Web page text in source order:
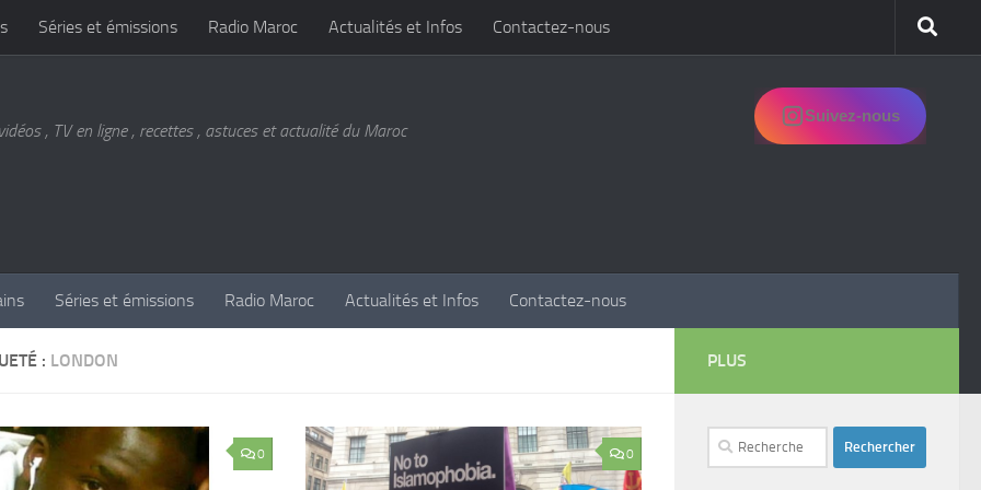
Séries et émissions Radio Maroc Actualités et Infos Contactez-nous
, TV en ligne , recettes , astuces et actualité du Maroc
Suivez-nous
Séries et émissions Radio Maroc Actualités et Infos Contactez-nous
: LONDON
0 0
PLUS
Rechercher :